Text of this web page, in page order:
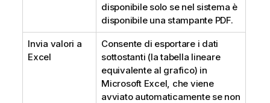
disponibile solo se nel sistema è
disponibile una stampante PDF.
Invia valori a
Excel
Consente di esportare i dati
sottostanti (la tabella lineare
equivalente al grafico) in
Microsoft Excel, che viene
avviato automaticamente se non